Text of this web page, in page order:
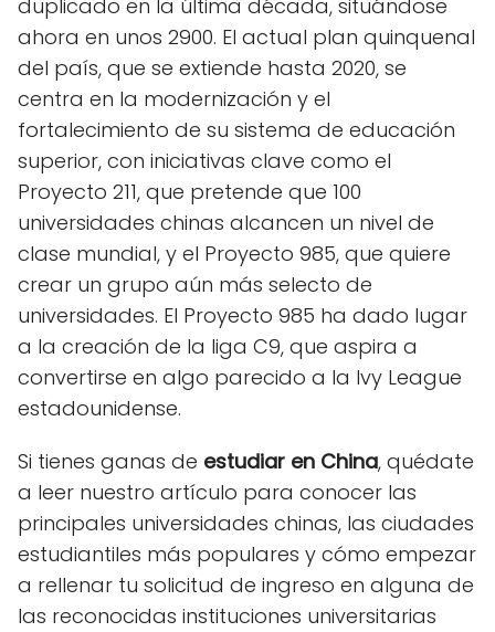
duplicado en la última década, situándose
ahora en unos 2900. El actual plan quinquenal
del país, que se extiende hasta 2020, se
centra en la modernización y el
fortalecimiento de su sistema de educación
superior, con iniciativas clave como el
Proyecto 211, que pretende que 100
universidades chinas alcancen un nivel de
clase mundial, y el Proyecto 985, que quiere
crear un grupo aún más selecto de
universidades. El Proyecto 985 ha dado lugar
a la creación de la liga C9, que aspira a
convertirse en algo parecido a la Ivy League
estadounidense.
Si tienes ganas de estudiar en China, quédate
a leer nuestro artículo para conocer las
principales universidades chinas, las ciudades
estudiantiles más populares y cómo empezar
a rellenar tu solicitud de ingreso en alguna de
las reconocidas instituciones universitarias